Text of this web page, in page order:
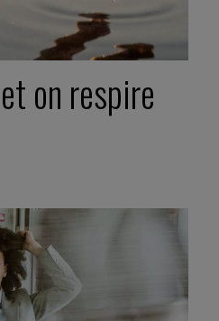
on respire